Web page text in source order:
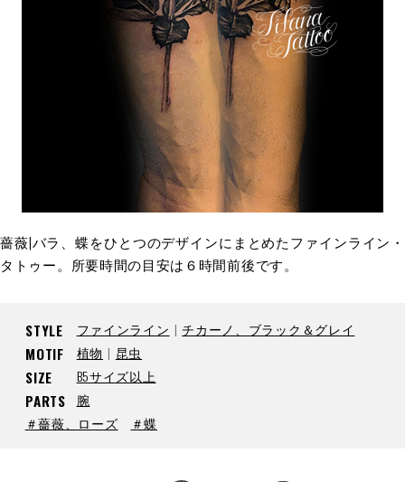
薔薇|バラ、蝶をひとつのデザインにまとめたファインライン・
タトゥー。所要時間の目安は６時間前後です。
STYLE ファインライン チカーノ、ブラック＆グレイ
MOTIF 植物 昆虫
SIZE B5サイズ以上
PARTS
腕
＃薔薇、ローズ
＃蝶